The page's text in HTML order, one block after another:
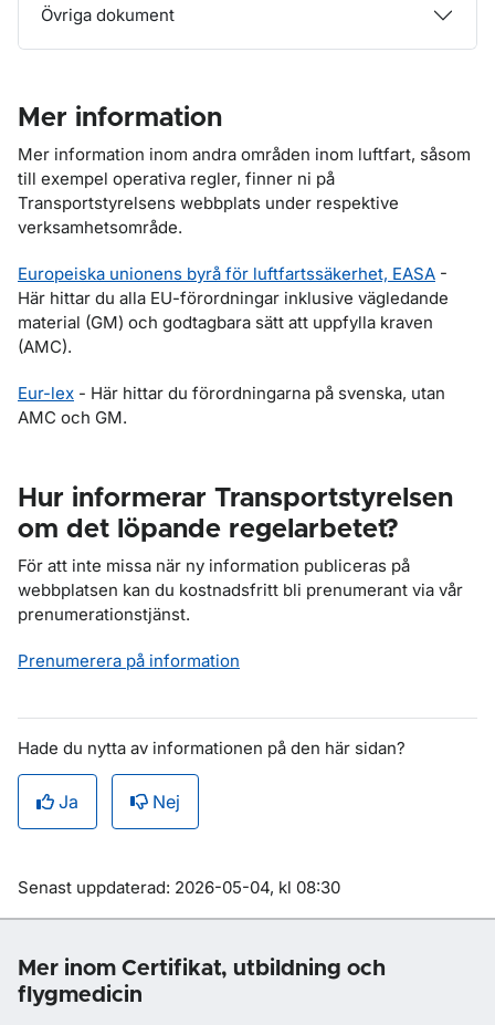
Övriga dokument
Mer information
Mer information inom andra områden inom luftfart, såsom
till exempel operativa regler, finner ni på
Transportstyrelsens webbplats under respektive
verksamhetsområde.
Europeiska unionens byrå för luftfartssäkerhet, EASA -
Här hittar du alla EU-förordningar inklusive vägledande
material (GM) och godtagbara sätt att uppfylla kraven
(AMC).
Eur-lex - Här hittar du förordningarna på svenska, utan
AMC och GM.
Hur informerar Transportstyrelsen
om det löpande regelarbetet?
För att inte missa när ny information publiceras på
webbplatsen kan du kostnadsfritt bli prenumerant via vår
prenumerationstjänst.
Prenumerera på information
Hade du nytta av informationen på den här sidan?
Ja Nej
Om sidan
Senast uppdaterad: 2026-05-04, kl 08:30
Mer inom Certifikat, utbildning och
flygmedicin